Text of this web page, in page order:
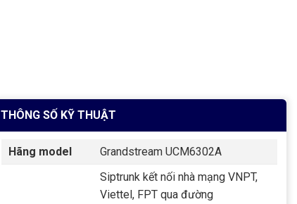
THÔNG SỐ KỸ THUẬT
Hãng model Grandstream UCM6302A
Siptrunk kết nối nhà mạng VNPT,
Viettel, FPT qua đường